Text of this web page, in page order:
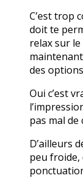
C’est trop
doit te
relax sur
des
Oui c’est
pas mal de
D’ailleurs
peu froide,